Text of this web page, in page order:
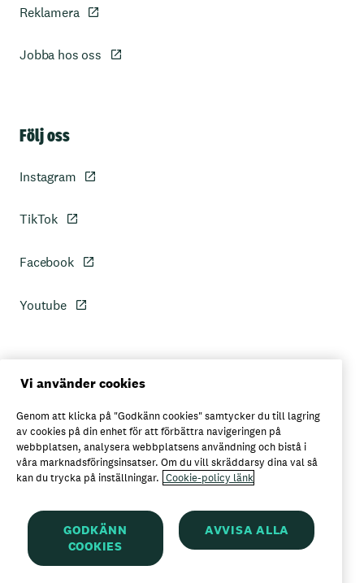
Reklamera
Jobba hos oss
Följ oss
Instagram
TikTok
Facebook
Youtube
Personuppgiftspolicy
Axfoods integritetspolicy
Här kan du köpa Garant
Vi använder cookies
Genom att klicka på "Godkänn cookies" samtycker du till lagring
av cookies på din enhet för att förbättra navigeringen på
webbplatsen, analysera webbplatsens användning och bistå i
våra marknadsföringsinsatser. Om du vill skräddarsy dina val så
kan du trycka på inställningar. Cookie-policy länk
GODKÄNN
COOKIES
AVVISA ALLA